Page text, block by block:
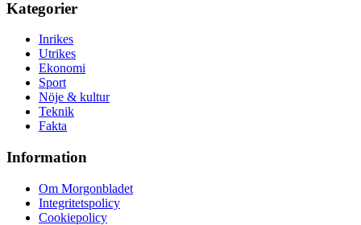
Kategorier
Inrikes
Utrikes
Ekonomi
Sport
Nöje & kultur
Teknik
Fakta
Information
Om Morgonbladet
Integritetspolicy
Cookiepolicy